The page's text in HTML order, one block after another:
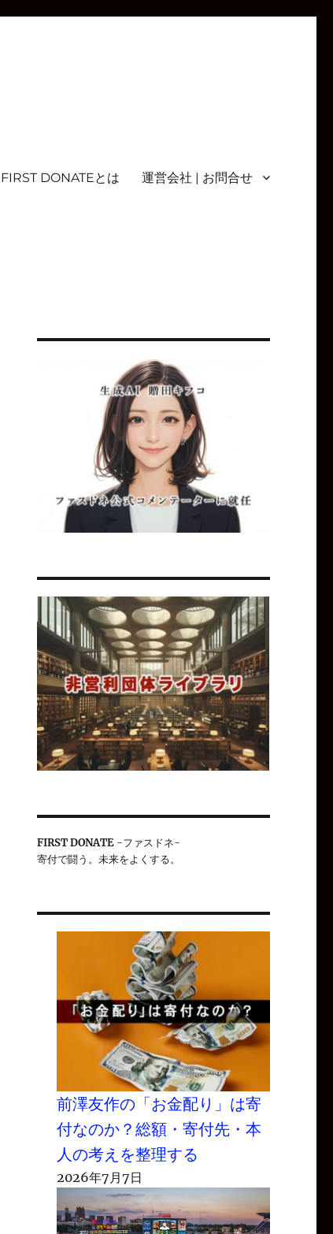
FIRST DONATEとは 運営会社 | お問合せ
FIRST DONATE-ファスドネ-
寄付で闘う。未来をよくする。
前澤友作の「お金配り」は寄
付なのか？総額・寄付先・本
人の考えを整理する
2026年7月7日